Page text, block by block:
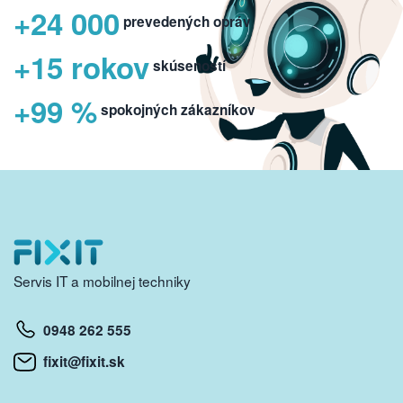
+24 000 prevedených opráv
+15 rokovskúseností
+99 %spokojných zákazníkov
Servis IT a mobilnej techniky
0948 262 555
fixit@fixit.sk